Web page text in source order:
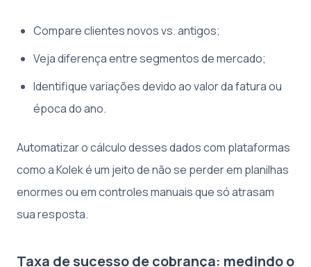
Compare clientes novos vs. antigos;
Veja diferença entre segmentos de mercado;
Identifique variações devido ao valor da fatura ou
época do ano.
Automatizar o cálculo desses dados com plataformas
como a Kolek é um jeito de não se perder em planilhas
enormes ou em controles manuais que só atrasam
sua resposta.
Taxa de sucesso de cobrança: medindo o